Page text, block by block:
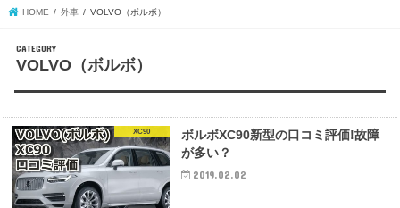
HOME 外車 VOLVO（ボルボ）
VOLVO（ボルボ）
XC90
ボルボXC90新型の口コミ評価!故障
が多い？
2019.02.02